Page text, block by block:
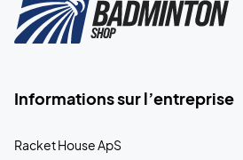
Informations sur l’entreprise
Racket House ApS